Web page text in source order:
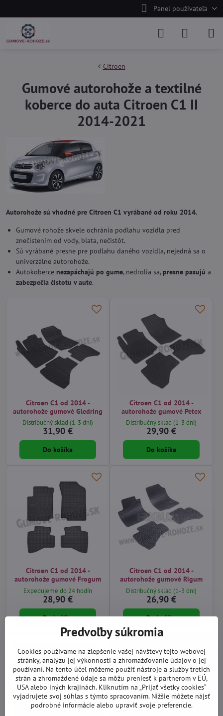
Panel používateľa
Citroen
Gumové autorohože a textilné
koberce do auta Citroen C1 II
2014-2021
Autorohože sú vhodné pre Citroen C1 vyrábané od roku 2014.
Gumové rohože skvele ochránia podlahu vozidla pred
znečistením od vody, blata, nečistôt.
Sú vyrábané presne pre podlahu daného vozidla, nejedná sa o
univerzálne autorohože.
Autokoberce nezapáchajú po gume, nedrolia sa, presne pasujú a
zabezpečia čistotu v aute.
Citroen C1 od 2014 -
autorohože gumové Gledring
Distribučný sklad (1-3 dni)
31,90 €
Do košíka
Citroen C1 od 2014 -
autorohože gumové Petex
Distribučný sklad (1-3 dni)
29,90 €
Do košíka
Citroen C1 od 2014 -
autorohože gumové Frogum
Expedujeme do 24 hodín
28,90 €
Do košíka
Citroen C1 od 2014 -
autorohože gumové Rigum
Distribučný sklad (1-3 dni)
26,90 €
Do košíka
Predvoľby súkromia
Cookies používame na zlepšenie vašej návštevy tejto webovej
stránky, analýzu jej výkonnosti a zhromažďovanie údajov o jej
používaní. Na tento účel môžeme použiť nástroje a služby tretích
strán a zhromaždené údaje sa môžu preniesť k partnerom v EÚ,
USA alebo iných krajinách. Kliknutím na „Prijať všetky cookies“
vyjadrujete svoj súhlas s týmto spracovaním. Nižšie môžete nájsť
podrobné informácie alebo upraviť svoje preferencie.